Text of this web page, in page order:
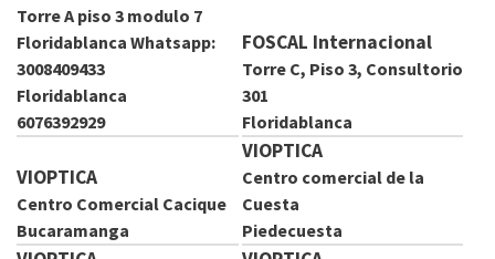
u
í
Torre A piso 3 modulo 7
Floridablanca Whatsapp:
3008409433
Floridablanca
6076392929
FOSCAL Internacional
Torre C, Piso 3, Consultorio
301
Floridablanca
VIOPTICA
Centro Comercial Cacique
Bucaramanga
VIOPTICA
Centro comercial de la
Cuesta
Piedecuesta